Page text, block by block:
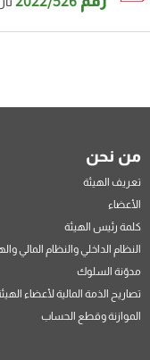
من نحن
تعريف الهيئة
الأعضاء
كلمة رئيس الهيئة
النظام الداخلي والنظام المالي
مدوّنة السلوك
تصاريح الذمة المالية لأعضاء
الموازنة وقطع الحساب